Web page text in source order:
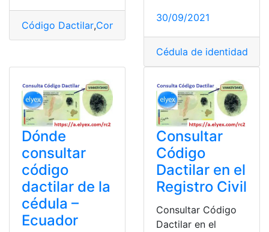
Código Dactilar,Consulta Registro Civil,Servicios
30/09/2021
Cédula de identidad
Dónde
consultar
código
dactilar de la
cédula –
Ecuador
Consultar
Código
Dactilar en el
Registro Civil
Consultar Código
Dactilar en el